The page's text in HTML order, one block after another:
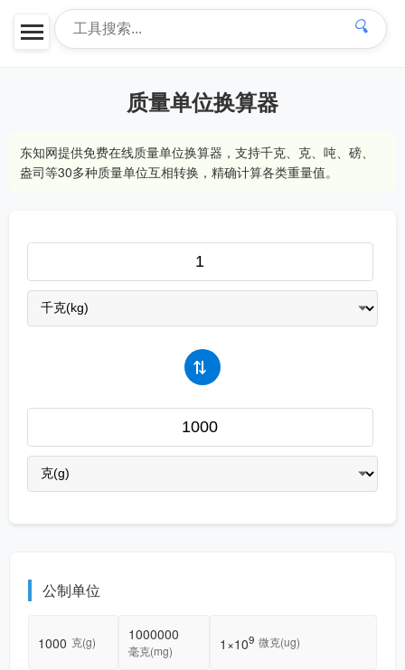
🔍
质量单位换算器
东知网提供免费在线质量单位换算器，支持千克、克、吨、磅、
盎司等30多种质量单位互相转换，精确计算各类重量值。
⇄
公制单位
1000 克(g) 1000000
毫克(mg) 1×109 微克(ug)